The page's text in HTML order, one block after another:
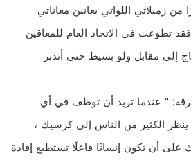
من زميلاتي اللواتي يعانين معاناتي
تطوعت في الاتحاد العام للمعاقين
إلى مقابل ولو بسيط حتى أتدبر
" عندما تريد أن توظف في أي
الكثير من الناس إلى كرسيك ،
أن تكون إنسانًا فاعلًا تستطيع إفادة